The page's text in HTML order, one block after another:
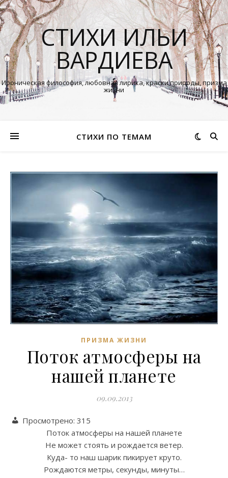
СТИХИ ИЛЬИ
ВАРДИЕВА
Ироническая философия, любовная лирика, краски природы, призма
жизни
СТИХИ ПО ТЕМАМ
ПРИЗМА ЖИЗНИ
Поток атмосферы на
нашей планете
09.09.2013
Просмотрено: 315
Поток атмосферы на нашей планете
Не может стоять и рождается ветер.
Куда- то наш шарик пикирует круто.
Рождаются метры, секунды, минуты…